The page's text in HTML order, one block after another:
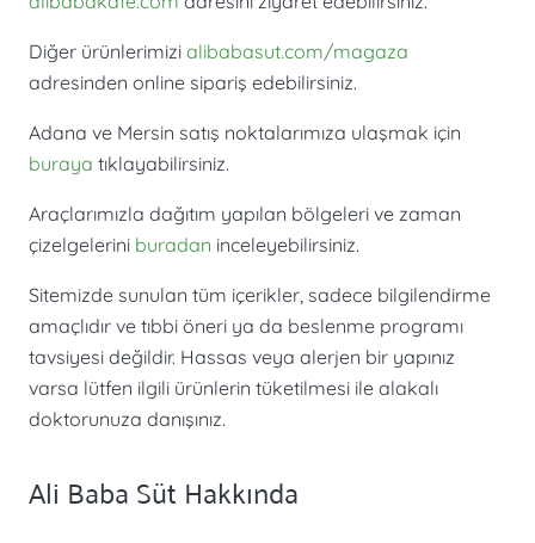
Diğer ürünlerimizi alibabasut.com/magaza
adresinden online sipariş edebilirsiniz.
Adana ve Mersin satış noktalarımıza ulaşmak için
buraya tıklayabilirsiniz.
Araçlarımızla dağıtım yapılan bölgeleri ve zaman
çizelgelerini buradan inceleyebilirsiniz.
Sitemizde sunulan tüm içerikler, sadece bilgilendirme
amaçlıdır ve tıbbi öneri ya da beslenme programı
tavsiyesi değildir. Hassas veya alerjen bir yapınız
varsa lütfen ilgili ürünlerin tüketilmesi ile alakalı
doktorunuza danışınız.
Ali Baba Süt Hakkında